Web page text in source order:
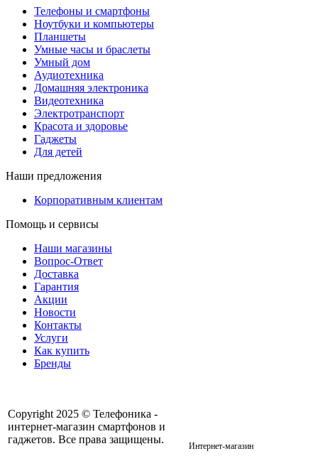
Телефоны и смартфоны
Ноутбуки и компьютеры
Планшеты
Умные часы и браслеты
Умный дом
Аудиотехника
Домашняя электроника
Видеотехника
Электротранспорт
Красота и здоровье
Гаджеты
Для детей
Наши предложения
Корпоративным клиентам
Помощь и сервисы
Наши магазины
Вопрос-Ответ
Доставка
Гарантия
Акции
Новости
Контакты
Услуги
Как купить
Бренды
Copyright 2025 © Телефоника -
интернет-магазин смартфонов и
гаджетов. Все права защищены.
Интернет-магазин